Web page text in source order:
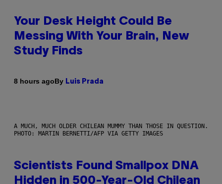
Your Desk Height Could Be
Messing With Your Brain, New
Study Finds
8 hours agoBy Luis Prada
A MUCH, MUCH OLDER CHILEAN MUMMY THAN THOSE IN QUESTION.
PHOTO: MARTIN BERNETTI/AFP VIA GETTY IMAGES
Scientists Found Smallpox DNA
Hidden in 500-Year-Old Chilean